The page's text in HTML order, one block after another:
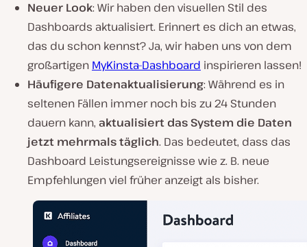
Neuer Look: Wir haben den visuellen Stil des
Dashboards aktualisiert. Erinnert es dich an etwas,
das du schon kennst? Ja, wir haben uns von dem
großartigen MyKinsta-Dashboard inspirieren lassen!
Häufigere Datenaktualisierung: Während es in
seltenen Fällen immer noch bis zu 24 Stunden
dauern kann, aktualisiert das System die Daten
jetzt mehrmals täglich. Das bedeutet, dass das
Dashboard Leistungsereignisse wie z. B. neue
Empfehlungen viel früher anzeigt als bisher.